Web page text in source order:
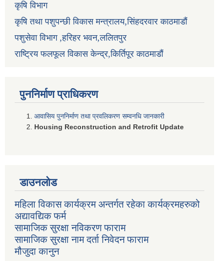
कृषि विभाग
कृषि तथा पशुपन्छी विकास मन्त्रालय,सिंहदरवार काठमाडौं
पशुसेवा विभाग ,हरिहर भवन,ललितपुर
राष्ट्रिय फलफूल विकास केन्द्र,किर्तिपूर काठमाडौं
पुननिर्माण प्राधिकरण
आवासिय पुननिर्माण तथा प्रवलिकरण सम्वनधि जानकारी
Housing Reconstruction and Retrofit Update
डाउनलोड
महिला विकास कार्यक्रम अन्तर्गत रहेका कार्यक्रमहरुको
अद्यावद्यिक फर्म
सामाजिक सुरक्षा नविकरण फाराम
सामाजिक सुरक्षा नाम दर्ता निवेदन फाराम
मौजुदा कानुन